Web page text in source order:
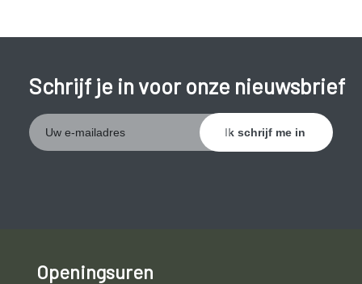
Schrijf je in voor onze nieuwsbrief
Openingsuren